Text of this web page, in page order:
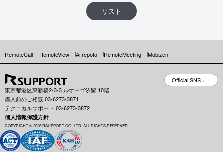
リスト
RemoteCall RemoteView Ai:repoto RemoteMeeting Mobizen
東京都港区東新橋2-3-3 ルオーゴ汐留 10階
購入前のご相談 03-6273-3871
テクニカルサポート 03-6273-3872
個人情報保護方針
COPYRIGHT © 2026 RSUPPORT CO., LTD. ALL RIGHTS RESERVED.
Official SNS +